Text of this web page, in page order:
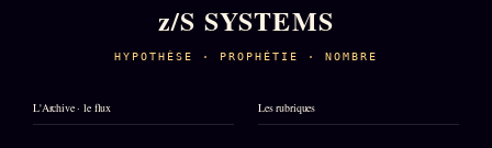
z/S SYSTEMS
HYPOTHÈSE · PROPHÉTIE · NOMBRE
L'Archive · le flux Les rubriques